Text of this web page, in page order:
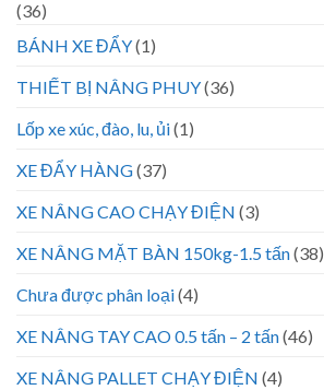
(36)
BÁNH XE ĐẨY(1)
THIẾT BỊ NÂNG PHUY(36)
Lốp xe xúc, đào, lu, ủi(1)
XE ĐẨY HÀNG(37)
XE NÂNG CAO CHẠY ĐIỆN (3)
XE NÂNG MẶT BÀN 150kg-1.5 tấn(38)
Chưa được phân loại(4)
XE NÂNG TAY CAO 0.5 tấn – 2 tấn(46)
XE NÂNG PALLET CHẠY ĐIỆN (4)